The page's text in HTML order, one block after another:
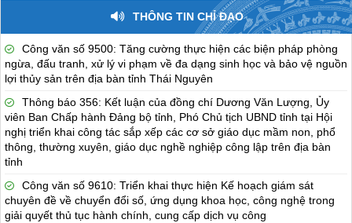
THÔNG TIN CHỈ ĐẠO
Công văn số 9500: Tăng cường thực hiện các biện pháp phòng
ngừa, đấu tranh, xử lý vi phạm về đa dạng sinh học và bảo vệ nguồn
lợi thủy sản trên địa bàn tỉnh Thái Nguyên
Thông báo 356: Kết luận của đồng chí Dương Văn Lượng, Ủy
viên Ban Chấp hành Đảng bộ tỉnh, Phó Chủ tịch UBND tỉnh tại Hội
nghị triển khai công tác sắp xếp các cơ sở giáo dục mầm non, phổ
thông, thường xuyên, giáo dục nghề nghiệp công lập trên địa bàn
tỉnh
Công văn số 9610: Triển khai thực hiện Kế hoạch giám sát
chuyên đề về chuyển đổi số, ứng dụng khoa học, công nghệ trong
giải quyết thủ tục hành chính, cung cấp dịch vụ công